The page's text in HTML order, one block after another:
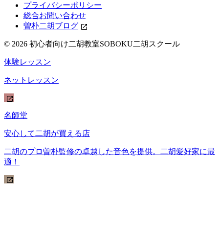
プライバシーポリシー
総合お問い合わせ
曽朴二胡ブログ
© 2026 初心者向け二胡教室SOBOKU二胡スクール
体験レッスン
ネットレッスン
名師堂
安心して二胡が買える店
二胡のプロ曽朴監修の卓越した音色を提供。二胡愛好家に最
適！